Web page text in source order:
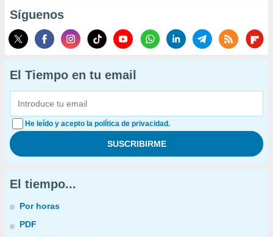
Síguenos
El Tiempo en tu email
He leído y acepto la política de privacidad.
El tiempo...
Por horas
PDF